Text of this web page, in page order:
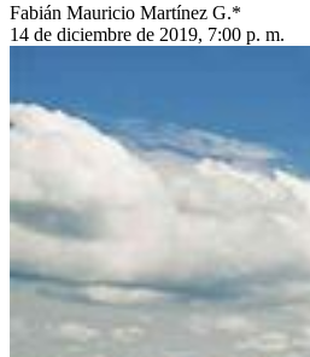
Fabián Mauricio Martínez G.*
14 de diciembre de 2019, 7:00 p. m.